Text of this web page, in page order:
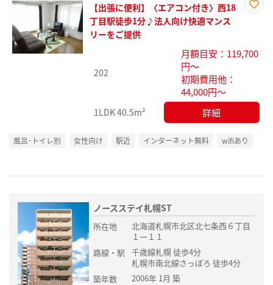
録
【出張に便利】〈エアコン付き〉西18
丁目駅徒歩1分♪法人向け快適マンス
リーをご提供
202
月額目安：119,700
円～
初期費用他：
44,000円～
1LDK40.5m² 詳細
風呂･トイレ別 女性向け 駅近 インターネット無料 wifiあり
ノースステイ札幌ST
所在地
北海道札幌市北区北七条西６丁目
１ー１１
路線・駅
千歳線札幌 徒歩4分
札幌市南北線さっぽろ 徒歩4分
築年数
2006年 1月 築